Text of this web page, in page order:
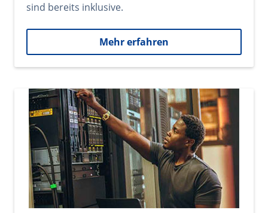
sind bereits inklusive.
Mehr erfahren